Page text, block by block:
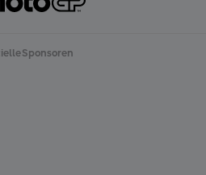
Sponsoren